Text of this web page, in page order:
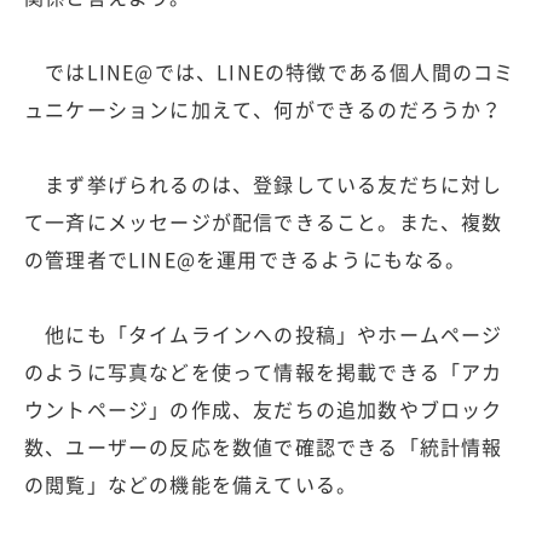
ではLINE@では、LINEの特徴である個人間のコミ
ュニケーションに加えて、何ができるのだろうか？
まず挙げられるのは、登録している友だちに対し
て一斉にメッセージが配信できること。また、複数
の管理者でLINE@を運用できるようにもなる。
他にも「タイムラインへの投稿」やホームページ
のように写真などを使って情報を掲載できる「アカ
ウントページ」の作成、友だちの追加数やブロック
数、ユーザーの反応を数値で確認できる「統計情報
の閲覧」などの機能を備えている。